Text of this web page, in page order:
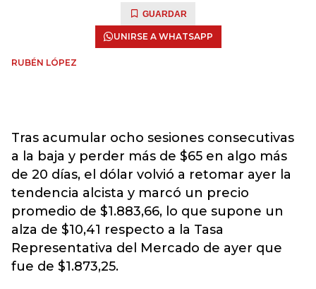
GUARDAR
UNIRSE A WHATSAPP
RUBÉN LÓPEZ
Tras acumular ocho sesiones consecutivas
a la baja y perder más de $65 en algo más
de 20 días, el dólar volvió a retomar ayer la
tendencia alcista y marcó un precio
promedio de $1.883,66, lo que supone un
alza de $10,41 respecto a la Tasa
Representativa del Mercado de ayer que
fue de $1.873,25.